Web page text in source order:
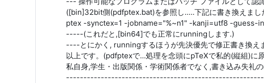
([bin]32bit側(pdfptex.bat)を参照し.....下記に書き換えまし
ptex -synctex=1 -jobname="%~n1" -kanji=utf8 -guess-
-----(これだと,[bin64]でも正常にrunningします.)
----とにかく, runningするほうが先決優先で修正書き換え
以上です。(pdfptexで...処理を念頭にpTeXで私的(縦組)に
私自身,学生・出版関係・学術関係者でなく,書き込み失礼